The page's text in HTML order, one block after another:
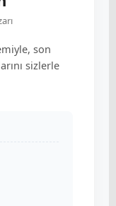
son
sizlerle